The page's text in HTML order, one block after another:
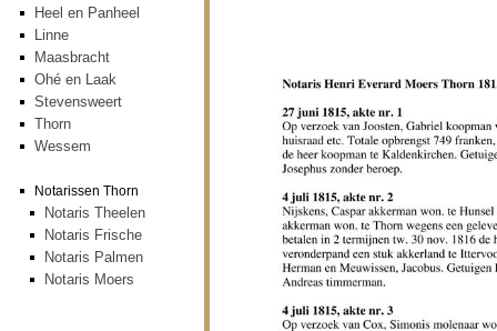
Heel en Panheel
Linne
Maasbracht
Ohé en Laak
Stevensweert
Thorn
Wessem
Notarissen Thorn
Notaris Theelen
Notaris Frische
Notaris Palmen
Notaris Moers